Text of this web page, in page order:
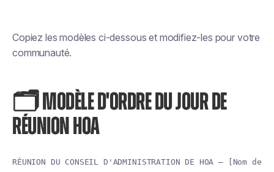
Copiez les modèles ci-dessous et modifiez-les pour votre
communauté.
🗂️ MODÈLE D'ORDRE DU JOUR DE
RÉUNION HOA
RÉUNION DU CONSEIL D'ADMINISTRATION DE HOA — [Nom de